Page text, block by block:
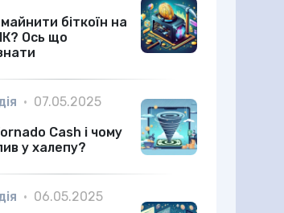
біткоїн на
Ось що
• 07.05.2025
Cash і чому
у халепу?
• 06.05.2025